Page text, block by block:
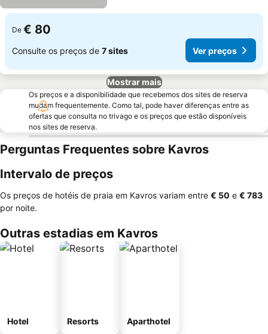
De € 80
Consulte os preços de 7 sites Ver preços
Mostrar mais
Os preços e a disponibilidade que recebemos dos sites de reserva
mudam frequentemente. Como tal, pode haver diferenças entre as
ofertas que consulta no trivago e os preços que estão disponíveis
nos sites de reserva.
Perguntas Frequentes sobre Kavros
Intervalo de preços
Os preços de hotéis de praia em Kavros variam entre ‎€ 50 e ‎€ 783
por noite.
Outras estadias em Kavros
Hotel Resorts Aparthotel